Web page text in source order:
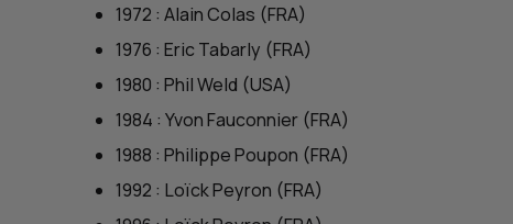
1972 : Alain Colas (FRA)
1976 : Eric Tabarly (FRA)
1980 : Phil Weld (USA)
1984 : Yvon Fauconnier (FRA)
1988 : Philippe Poupon (FRA)
1992 : Loïck Peyron (FRA)